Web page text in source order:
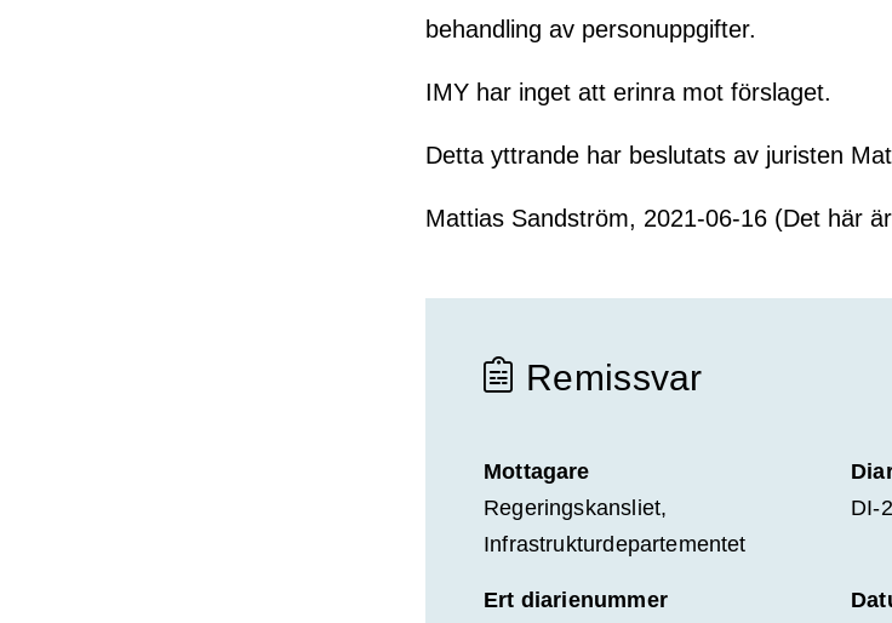
behandling av personuppgifter.
IMY har inget att erinra mot förslaget.
Detta yttrande har beslutats av juristen
Mattias Sandström, 2021-06-16 (Det här
Remissvar
Mottagare
Regeringskansliet,
Infrastrukturdepartementet
DI-
Ert diarienummer